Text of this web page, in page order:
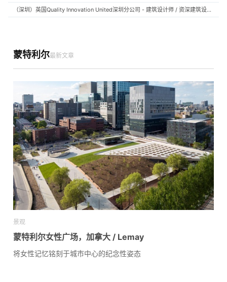
（深圳）英国Quality Innovation United深圳分公司 - 建筑设计师 / 资深建筑设计师 / 室内设计师 / 设计实习生
蒙特利尔最新文章
景观
蒙特利尔女性广场，加拿大 / Lemay
将女性记忆铭刻于城市中心的纪念性姿态